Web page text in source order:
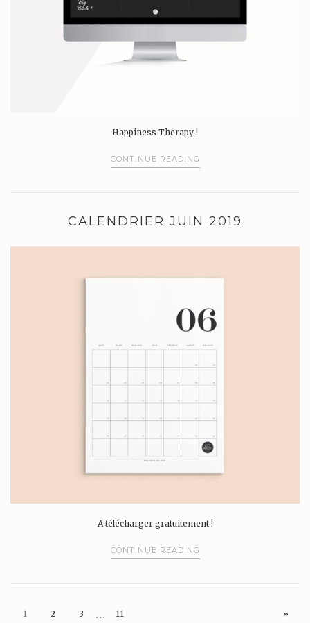
Happiness Therapy !
CONTINUE READING
CALENDRIER JUIN 2019
A télécharger gratuitement !
CONTINUE READING
1 2 3 … 11 »